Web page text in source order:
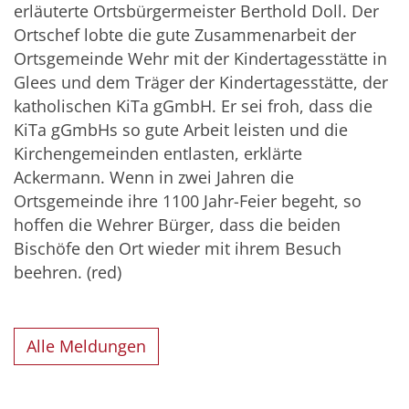
erläuterte Ortsbürgermeister Berthold Doll. Der
Ortschef lobte die gute Zusammenarbeit der
Ortsgemeinde Wehr mit der Kindertagesstätte in
Glees und dem Träger der Kindertagesstätte, der
katholischen KiTa gGmbH. Er sei froh, dass die
KiTa gGmbHs so gute Arbeit leisten und die
Kirchengemeinden entlasten, erklärte
Ackermann. Wenn in zwei Jahren die
Ortsgemeinde ihre 1100 Jahr-Feier begeht, so
hoffen die Wehrer Bürger, dass die beiden
Bischöfe den Ort wieder mit ihrem Besuch
beehren. (red)
Alle Meldungen